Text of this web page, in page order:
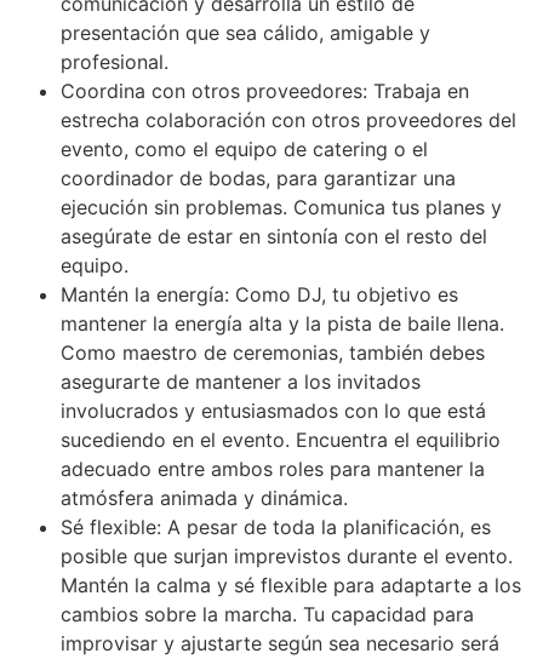
presentación que sea cálido, amigable y
profesional.
Coordina con otros proveedores: Trabaja en
estrecha colaboración con otros proveedores del
evento, como el equipo de catering o el
coordinador de bodas, para garantizar una
ejecución sin problemas. Comunica tus planes y
asegúrate de estar en sintonía con el resto del
equipo.
Mantén la energía: Como DJ, tu objetivo es
mantener la energía alta y la pista de baile llena.
Como maestro de ceremonias, también debes
asegurarte de mantener a los invitados
involucrados y entusiasmados con lo que está
sucediendo en el evento. Encuentra el equilibrio
adecuado entre ambos roles para mantener la
atmósfera animada y dinámica.
Sé flexible: A pesar de toda la planificación, es
posible que surjan imprevistos durante el evento.
Mantén la calma y sé flexible para adaptarte a los
cambios sobre la marcha. Tu capacidad para
improvisar y ajustarte según sea necesario será